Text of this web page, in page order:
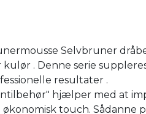
Selvbruner
. Denne serie
resultater .
hjælper med at
touch. Sådanne